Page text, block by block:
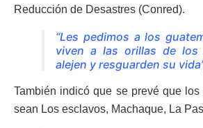
Reducción de Desastres (Conred).
“Les pedimos a los
viven a las orillas de
alejen y resguarden su
También indicó que se prevé que
sean Los esclavos, Machaque, La